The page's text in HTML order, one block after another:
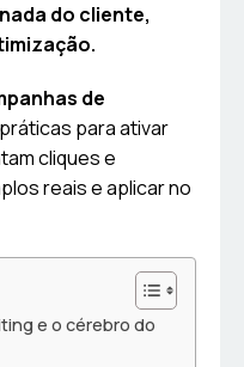
do cliente,
de
para ativar
cliques e
reais e aplicar no
e o cérebro do